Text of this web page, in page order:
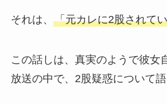
それは、 「元カレに2股されて
この話しは、真実のようで彼女
放送の中で、2股疑惑について語